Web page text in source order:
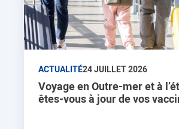
ACTUALITÉ24 JUILLET 2026
Voyage en Outre-mer et à
êtes-vous à jour de vos